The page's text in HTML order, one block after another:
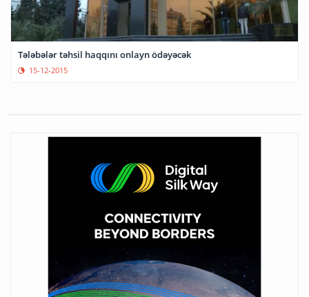
Tələbələr təhsil haqqını onlayn ödəyəcək
15-12-2015